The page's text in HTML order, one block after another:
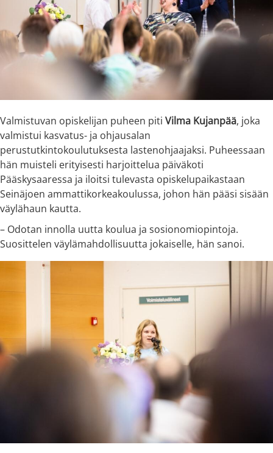
Valmistuvan opiskelijan puheen piti Vilma Kujanpää, joka
valmistui kasvatus- ja ohjausalan
perustutkintokoulutuksesta lastenohjaajaksi. Puheessaan
hän muisteli erityisesti harjoittelua päiväkoti
Pääskysaaressa ja iloitsi tulevasta opiskelupaikastaan
Seinäjoen ammattikorkeakoulussa, johon hän pääsi sisään
väylähaun kautta.
– Odotan innolla uutta koulua ja sosionomiopintoja.
Suosittelen väylämahdollisuutta jokaiselle, hän sanoi.